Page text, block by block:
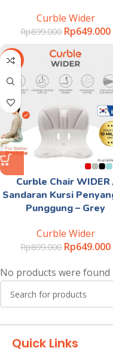
Curble Wider
Rp899.000 Rp649.000
-28%
Curble Chair WIDER
Sandaran Kursi
Punggung – Grey
Curble Wider
Rp899.000 Rp649.000
No products were
Quick Links